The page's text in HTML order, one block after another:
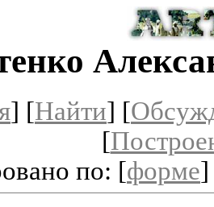
] [Найти] [
[
по: [форме